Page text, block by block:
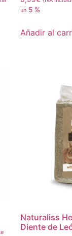
un 5 %
Añadir al
Naturaliss
Diente de